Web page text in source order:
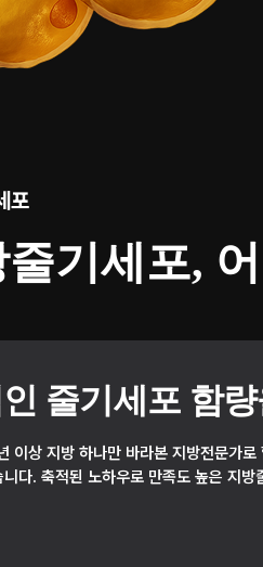
포
줄기세포,
줄기세포 함
상 지방 하나만 바라본 지방전문가로
니다. 축적된 노하우로 만족도 높은 지